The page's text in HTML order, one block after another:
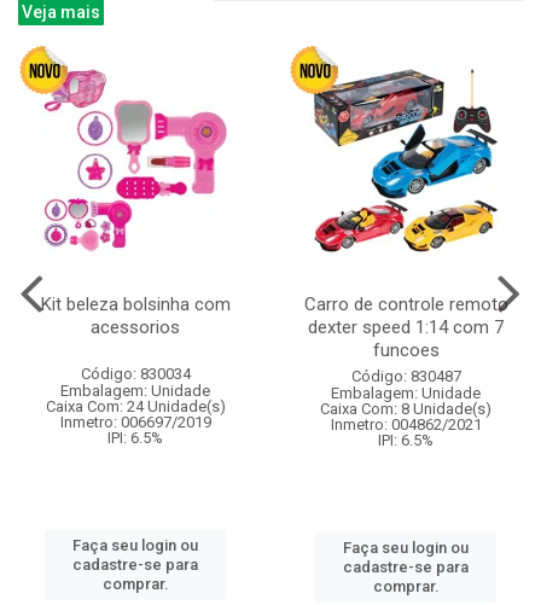
Veja mais
Kit beleza bolsinha com
acessorios
Código: 830034
Embalagem: Unidade
Caixa Com: 24 Unidade(s)
Inmetro: 006697/2019
IPI: 6.5%
Faça seu login ou
cadastre-se para
comprar.
Carro de controle remoto
dexter speed 1:14 com 7
funcoes
Código: 830487
Embalagem: Unidade
Caixa Com: 8 Unidade(s)
Inmetro: 004862/2021
IPI: 6.5%
Faça seu login ou
cadastre-se para
comprar.